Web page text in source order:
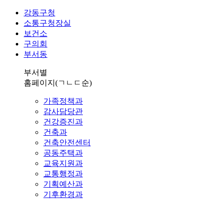
강동구청
소통구청장실
보건소
구의회
부서동
부서별
홈페이지 (ㄱㄴㄷ순)
가족정책과
감사담당관
건강증진과
건축과
건축안전센터
공동주택과
교육지원과
교통행정과
기획예산과
기후환경과